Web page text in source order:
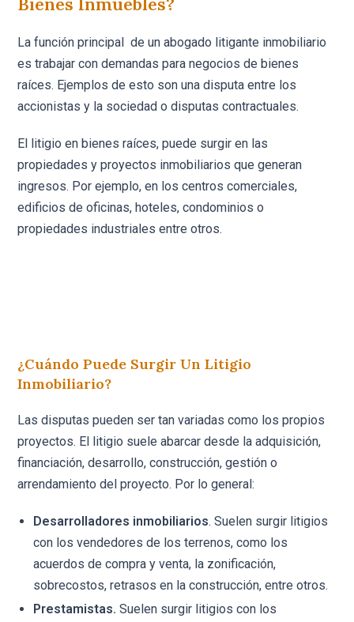
La función principal de un abogado litigante inmobiliario
es trabajar con demandas para negocios de bienes
raíces. Ejemplos de esto son una disputa entre los
accionistas y la sociedad o disputas contractuales.
El litigio en bienes raíces, puede surgir en las
propiedades y proyectos inmobiliarios que generan
ingresos. Por ejemplo, en los centros comerciales,
edificios de oficinas, hoteles, condominios o
propiedades industriales entre otros.
¿Cuándo Puede Surgir Un Litigio
Inmobiliario?
Las disputas pueden ser tan variadas como los propios
proyectos. El litigio suele abarcar desde la adquisición,
financiación, desarrollo, construcción, gestión o
arrendamiento del proyecto. Por lo general:
Desarrolladores inmobiliarios. Suelen surgir litigios
con los vendedores de los terrenos, como los
acuerdos de compra y venta, la zonificación,
sobrecostos, retrasos en la construcción, entre otros.
Prestamistas.Suelen surgir litigios con los